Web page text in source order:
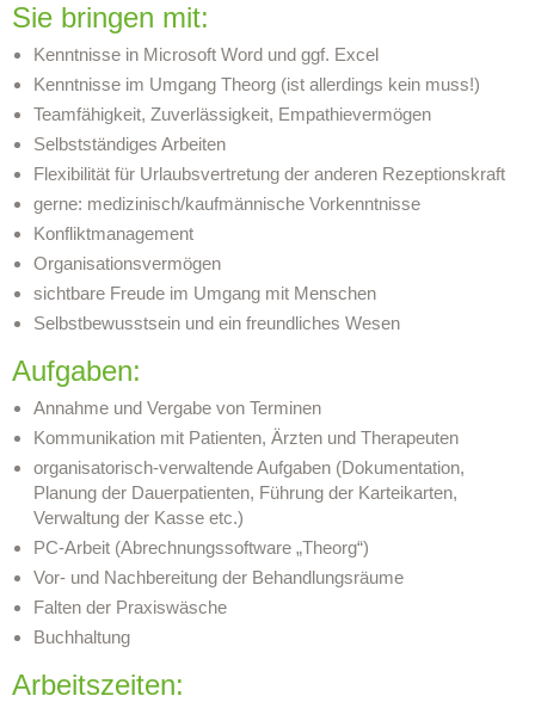
Sie bringen mit:
Kenntnisse in Microsoft Word und ggf. Excel
Kenntnisse im Umgang Theorg (ist allerdings kein muss!)
Teamfähigkeit, Zuverlässigkeit, Empathievermögen
Selbstständiges Arbeiten
Flexibilität für Urlaubsvertretung der anderen Rezeptionskraft
gerne: medizinisch/kaufmännische Vorkenntnisse
Konfliktmanagement
Organisationsvermögen
sichtbare Freude im Umgang mit Menschen
Selbstbewusstsein und ein freundliches Wesen
Aufgaben:
Annahme und Vergabe von Terminen
Kommunikation mit Patienten, Ärzten und Therapeuten
organisatorisch-verwaltende Aufgaben (Dokumentation,
Planung der Dauerpatienten, Führung der Karteikarten,
Verwaltung der Kasse etc.)
PC-Arbeit (Abrechnungssoftware „Theorg“)
Vor- und Nachbereitung der Behandlungsräume
Falten der Praxiswäsche
Buchhaltung
Arbeitszeiten: